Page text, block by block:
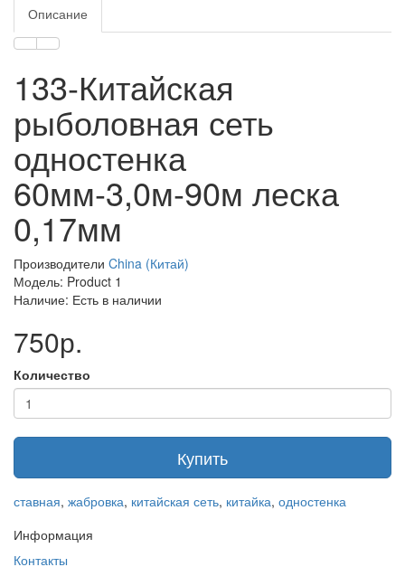
Описание
133-Китайская
рыболовная сеть
одностенка
60мм-3,0м-90м леска
0,17мм
Производители China (Китай)
Модель: Product 1
Наличие: Есть в наличии
750р.
Количество
Купить
ставная, жабровка, китайская сеть, китайка, одностенка
Информация
Контакты